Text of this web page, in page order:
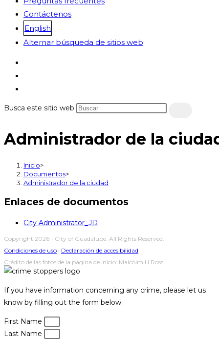
Contáctenos
English
Alternar búsqueda de sitios web
Busca este sitio web
Administrador de la
Inicio>
Documentos>
Administrador de la ciudad
Enlaces de documentos
City Administrator_JD
Copyright 2026 - City of Guadalupe. All Rights Reserved.
Condiciones de uso | Declaración de accesibilidad
Crédito de las fotos de la página de inicio: Malcolm H Ross.
If you have information concerning any crime, please let us
know by filling out the form below.
First Name
Last Name